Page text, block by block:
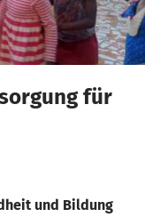
für
und Bildung